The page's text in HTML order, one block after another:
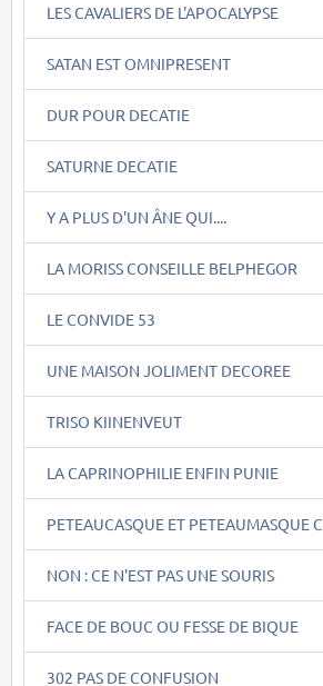
LES CAVALIERS DE L'APOCALYPSE
SATAN EST OMNIPRESENT
DUR POUR DECATIE
SATURNE DECATIE
Y A PLUS D'UN ÂNE QUI....
LA MORISS CONSEILLE BELPHEGOR
LE CONVIDE 53
UNE MAISON JOLIMENT DECOREE
TRISO KIINENVEUT
LA CAPRINOPHILIE ENFIN PUNIE
PETEAUCASQUE ET PETEAUMASQUE C
NON : CE N'EST PAS UNE SOURIS
FACE DE BOUC OU FESSE DE BIQUE
302 PAS DE CONFUSION